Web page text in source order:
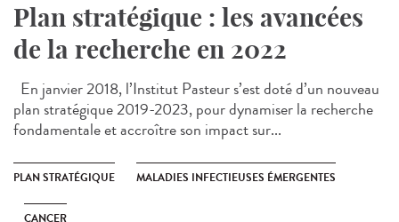
Plan stratégique : les avancées
de la recherche en 2022
En janvier 2018, l’Institut Pasteur s’est doté d’un nouveau
plan stratégique 2019-2023, pour dynamiser la recherche
fondamentale et accroître son impact sur...
PLAN STRATÉGIQUE MALADIES INFECTIEUSES ÉMERGENTES
CANCER